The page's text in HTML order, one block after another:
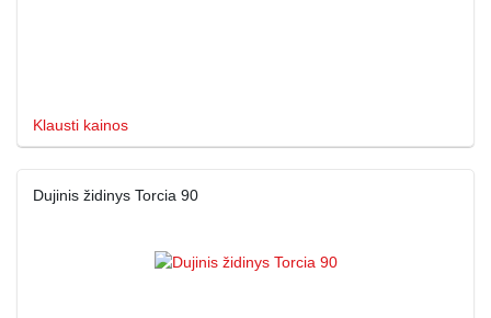
Klausti kainos
Dujinis židinys Torcia 90